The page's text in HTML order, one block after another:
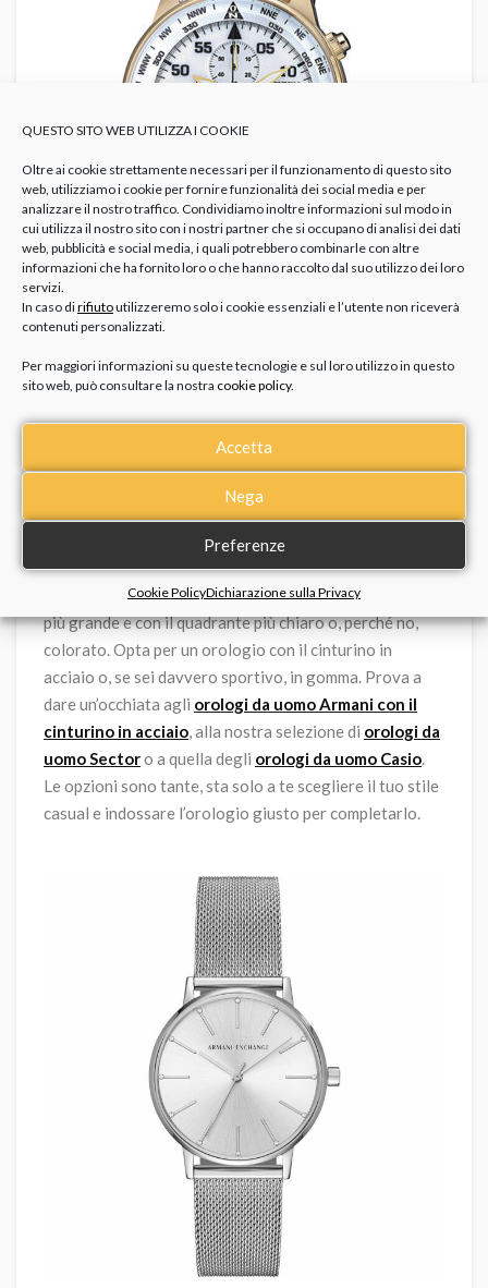
QUESTO SITO WEB UTILIZZA I COOKIE
Oltre ai cookie strettamente necessari per il funzionamento di questo sito
web, utilizziamo i cookie per fornire funzionalità dei social media e per
analizzare il nostro traffico. Condividiamo inoltre informazioni sul modo in
cui utilizza il nostro sito con i nostri partner che si occupano di analisi dei dati
web, pubblicità e social media, i quali potrebbero combinarle con altre
informazioni che ha fornito loro o che hanno raccolto dal suo utilizzo dei loro
servizi.
In caso dirifiutoutilizzeremo solo i cookie essenziali e l’utente non riceverà
contenuti personalizzati.
Per maggiori informazioni su queste tecnologie e sul loro utilizzo in questo
sito web, può consultare la nostra cookie policy.
Accetta
Nega
Preferenze
Cookie PolicyDichiarazione sulla Privacy
Orologi da uomo casual e sportivi
per le occasioni informali sicuramente puoi osare di più.
Ricorda di abbinarlo sempre al tuo stile e al tuo look
anche in questi momenti, perché lo stile casual non è
certo sinonimo di poco curato. Se ti piacciono gli
orologi casual e sportiviappariscenti, nel tuo tempo
libero hai la possibilità di scegliere quelli con una cassa
più grande e con il quadrante più chiaro o, perché no,
colorato. Opta per un orologio con il cinturino in
acciaio o, se sei davvero sportivo, in gomma. Prova a
dare un’occhiata agli orologi da uomo Armani con il
cinturino in acciaio, alla nostra selezione di orologi da
uomo Sectoro a quella degli orologi da uomo Casio.
Le opzioni sono tante, sta solo a te scegliere il tuo stile
casual e indossare l’orologio giusto per completarlo.